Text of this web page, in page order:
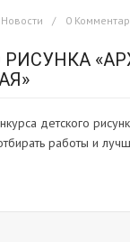
Новости 0
РИСУНКА
детского
работы и